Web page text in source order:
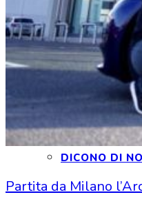
CONTATTI
DICONO DI
Partita da Milano